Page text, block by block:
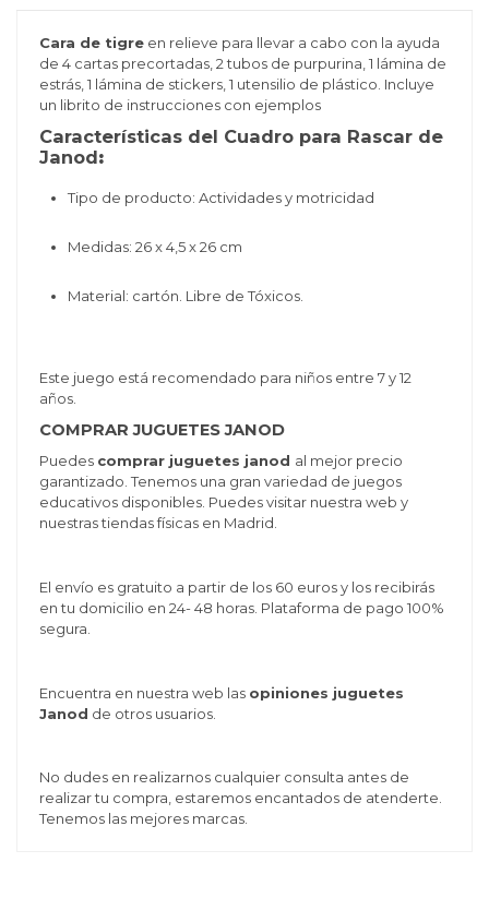
Cara de tigreen relieve para llevar a cabo con la ayuda
de 4 cartas precortadas, 2 tubos de purpurina, 1 lámina de
estrás, 1 lámina de stickers, 1 utensilio de plástico. Incluye
un librito de instrucciones con ejemplos
Características del Cuadro para Rascar de
Janod:
Tipo de producto: Actividades y motricidad
Medidas: 26 x 4,5 x 26 cm
Material: cartón . Libre de Tóxicos.
Este juego está recomendado para niños entre 7 y 12
años.
COMPRAR JUGUETES JANOD
Puedes comprar juguetes janod al mejor precio
garantizado. Tenemos una gran variedad de juegos
educativos disponibles. Puedes visitar nuestra web y
nuestras tiendas físicas en Madrid.
El envío es gratuito a partir de los 60 euros y los recibirás
en tu domicilio en 24- 48 horas. Plataforma de pago 100%
segura.
Encuentra en nuestra web las opiniones juguetes
Janod de otros usuarios.
No dudes en realizarnos cualquier consulta antes de
realizar tu compra, estaremos encantados de atenderte.
Tenemos las mejores marcas.